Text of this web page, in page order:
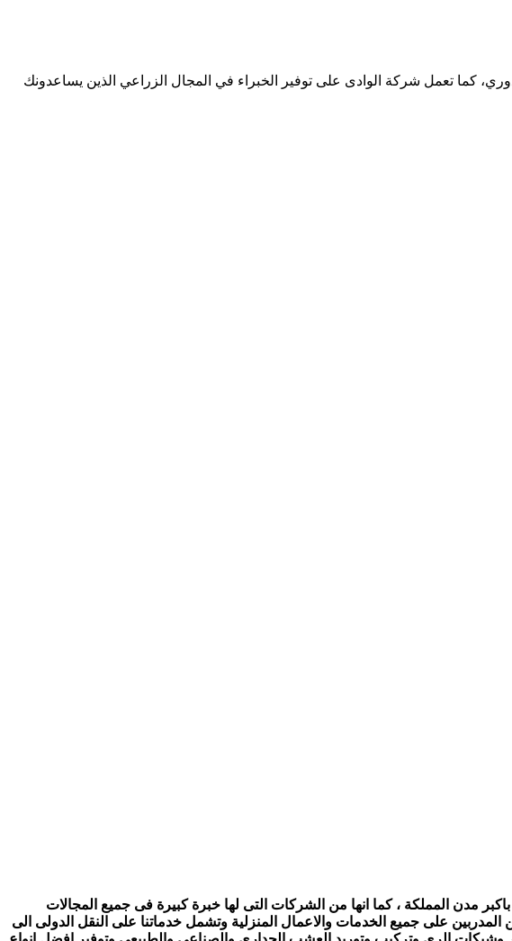
كما تعمل شركة الوادى على توفير الخبراء في المجال الزراعي الذين يساعدونك
مدن المملكة ، كما انها من الشركات التى لها خبرة كبيرة فى جميع المجالات
على جميع الخدمات والاعمال المنزلية وتشمل خدماتنا على النقل الدولى الى